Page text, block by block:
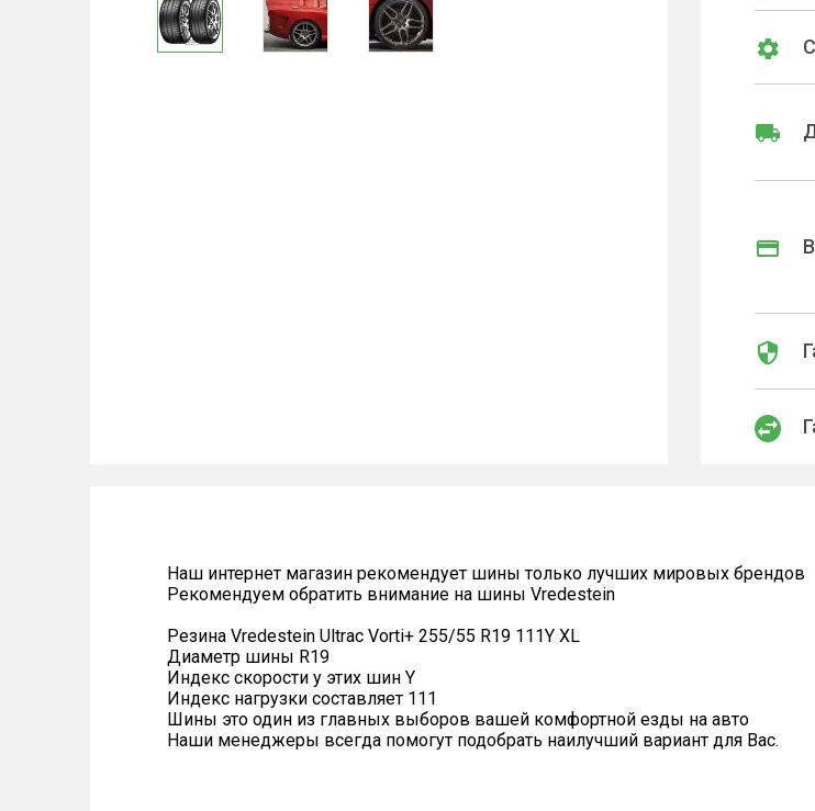
Наш интернет магазин рекомендует шины только лучших мировых брендов
Рекомендуем обратить внимание на шины Vredestein
Резина Vredestein Ultrac Vorti+ 255/55 R19 111Y XL
Диаметр шины R19
Индекс скорости у этих шин Y
Индекс нагрузки составляет 111
Шины это один из главных выборов вашей комфортной езды на авто
Наши менеджеры всегда помогут подобрать наилучший вариант для Вас.